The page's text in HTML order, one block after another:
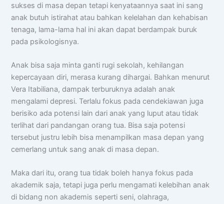
sukses di masa depan tetapi kenyataannya saat ini sang
anak butuh istirahat atau bahkan kelelahan dan kehabisan
tenaga, lama-lama hal ini akan dapat berdampak buruk
pada psikologisnya.
Anak bisa saja minta ganti rugi sekolah, kehilangan
kepercayaan diri, merasa kurang dihargai. Bahkan menurut
Vera Itabiliana, dampak terburuknya adalah anak
mengalami depresi. Terlalu fokus pada cendekiawan juga
berisiko ada potensi lain dari anak yang luput atau tidak
terlihat dari pandangan orang tua. Bisa saja potensi
tersebut justru lebih bisa menampilkan masa depan yang
cemerlang untuk sang anak di masa depan.
Maka dari itu, orang tua tidak boleh hanya fokus pada
akademik saja, tetapi juga perlu mengamati kelebihan anak
di bidang non akademis seperti seni, olahraga,